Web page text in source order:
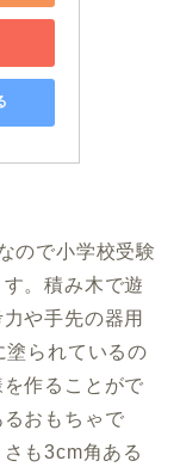
ので小学校受験
。積み木で遊
や手先の器用
塗られているの
作ることがで
おもちゃで
も3cm角ある